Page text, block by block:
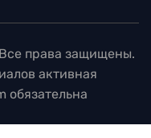
права защищены.
активная
обязательна